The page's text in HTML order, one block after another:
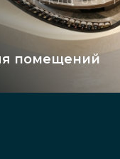
помещений